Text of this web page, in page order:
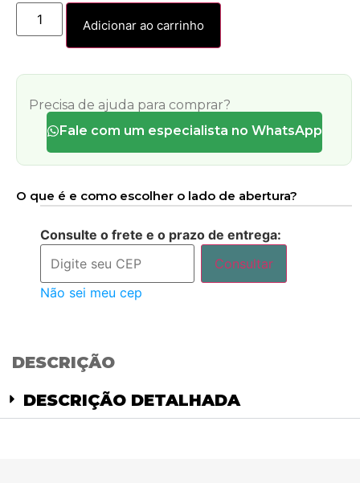
Adicionar ao carrinho
Precisa de ajuda para comprar?
Fale com um especialista no WhatsApp
O que é e como escolher o lado de abertura?
Consulte o frete e o prazo de entrega:
Consultar
Não sei meu cep
DESCRIÇÃO
DESCRIÇÃO DETALHADA